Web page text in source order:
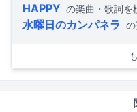
HAPPY の楽曲・歌詞を
水曜日のカンパネラ